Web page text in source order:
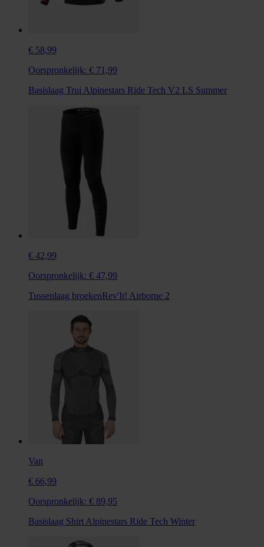
€ 58,99
Oorspronkelijk: € 71,99
Basislaag Trui Alpinestars Ride Tech V2 LS Summer
€ 42,99
Oorspronkelijk: € 47,99
Tussenlaag broekenRev'It! Airborne 2
Van
€ 66,99
Oorspronkelijk: € 89,95
Basislaag Shirt Alpinestars Ride Tech Winter